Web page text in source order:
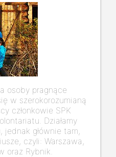
osoby pragnące
w szerokorozumianą
członkowie SPK
Działamy
jednak głównie tam,
czyli: Warszawa,
oraz Rybnik.